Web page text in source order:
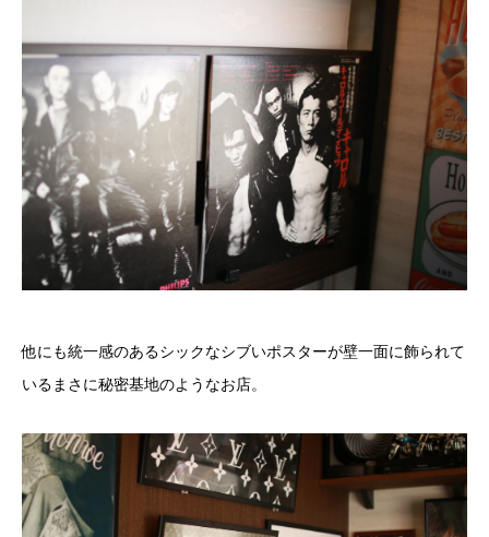
他にも統一感のあるシックなシブいポスターが壁一面に飾られて
いるまさに秘密基地のようなお店。